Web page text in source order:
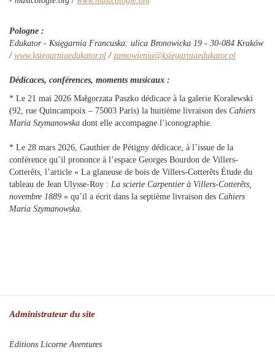
Pologne :
Edukator - Księgarnia Francuska: ulica Bronowicka 19 - 30-084 Kraków
/ www.ksiegarniaedukator.pl / zamowienia@ksiegarniaedukator.pl
Dédicaces, conférences, moments musicaux :
* Le 21 mai 2026 Małgorzata Paszko dédicace à la galerie Koralewski
(92, rue Quincampoix – 75003 Paris) la huitième livraison des Cahiers
Maria Szymanowska dont elle accompagne l’iconographie.
* Le 28 mars 2026, Gauthier de Pétigny dédicace, à l’issue de la
conférence qu’il prononce à l’espace Georges Bourdon de Villers-
Cotterêts, l’article « La glaneuse de bois de Villers-Cotterêts Étude du
tableau de Jean Ulysse-Roy : La scierie Carpentier à Villers-Cotterêts,
novembre 1889 » qu’il a écrit dans la septième livraison des Cahiers
Maria Szymanowska.
Administrateur du site
Editions Licorne Aventures